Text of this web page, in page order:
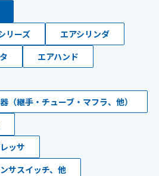
リーズ
エアシリンダ
エアハンド
（継手・チューブ・マフラ、他）
ッサ
サスイッチ、他